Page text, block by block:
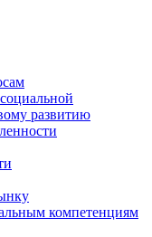
развитию
компетенциям